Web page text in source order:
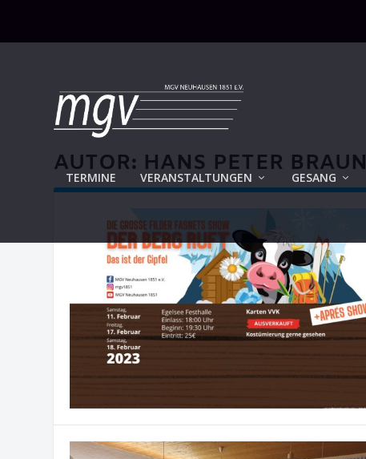
TERMINE VERANSTALTUNGEN GESANG
AUTOR: HANS PETER BRAUN